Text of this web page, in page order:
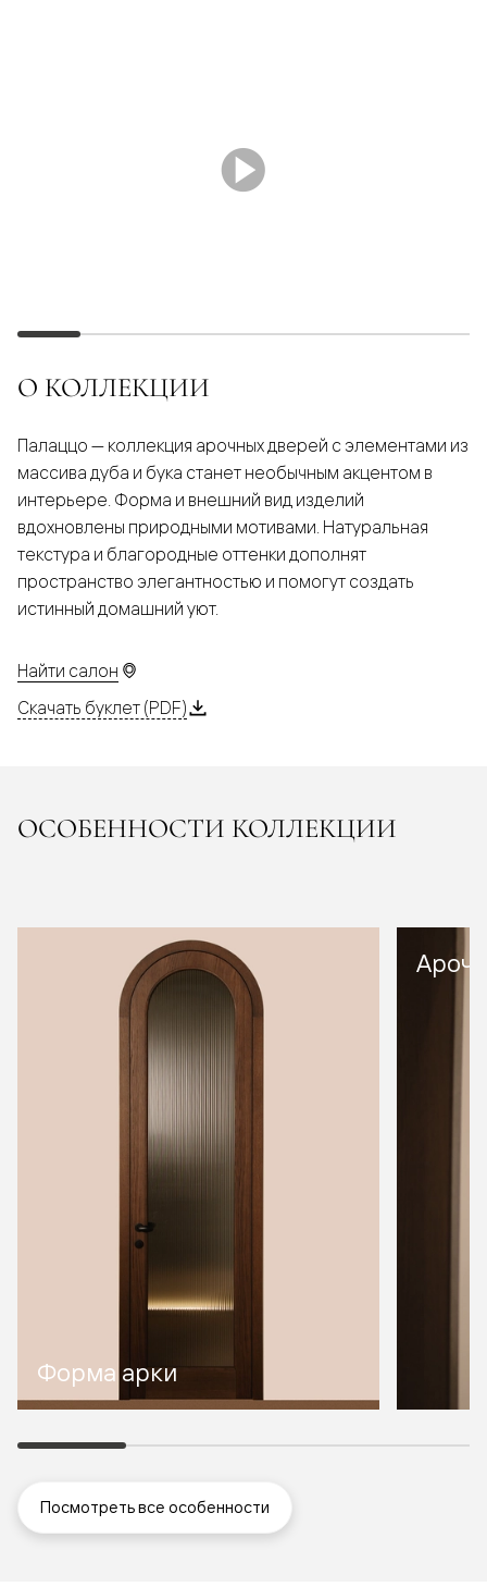
О КОЛЛЕКЦИИ
Палаццо — коллекция арочных дверей с элементами из
массива дуба и бука станет необычным акцентом в
интерьере. Форма и внешний вид изделий
вдохновлены природными мотивами. Натуральная
текстура и благородные оттенки дополнят
пространство элегантностью и помогут создать
истинный домашний уют.
Найти салон
Скачать буклет (PDF)
ОСОБЕННОСТИ КОЛЛЕКЦИИ
Форма арки
Посмотреть все особенности